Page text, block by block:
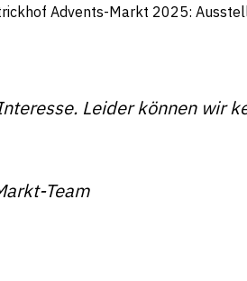
Advents-Markt 2025:
Leider können wir
Team